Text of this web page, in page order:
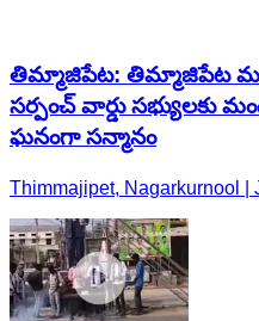
తిమ్మాజిపేట: తిమ్మాజిపేట
సర్పంచ్ వార్డు సభ్యులకు
ఘనంగా సన్మానం
Thimmajipet, Nagarkurnool |